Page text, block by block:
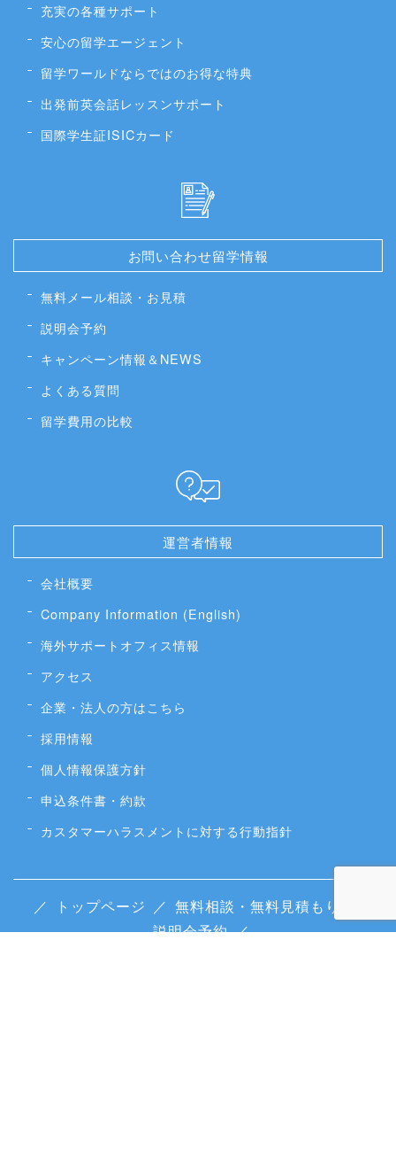
充実の各種サポート
安心の留学エージェント
留学ワールドならではのお得な特典
出発前英会話レッスンサポート
国際学生証ISICカード
お問い合わせ留学情報
無料メール相談・お見積
説明会予約
キャンペーン情報＆NEWS
よくある質問
留学費用の比較
運営者情報
会社概要
Company Information (English)
海外サポートオフィス情報
アクセス
企業・法人の方はこちら
採用情報
個人情報保護方針
申込条件書・約款
カスタマーハラスメントに対する行動指針
／ トップページ ／ 無料相談・無料見積もり
説明会予約 ／